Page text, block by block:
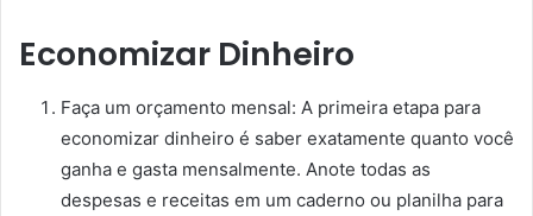
Economizar Dinheiro
Faça um orçamento mensal: A primeira etapa para
economizar dinheiro é saber exatamente quanto você
ganha e gasta mensalmente. Anote todas as
despesas e receitas em um caderno ou planilha para